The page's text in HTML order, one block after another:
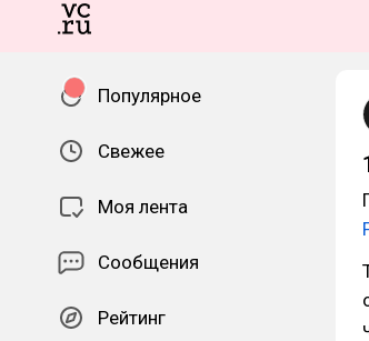
Популярное
Свежее
Моя лента
Сообщения
Рейтинг